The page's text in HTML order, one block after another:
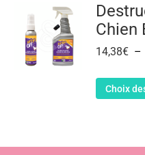
Chien
14,38€ –
Choix